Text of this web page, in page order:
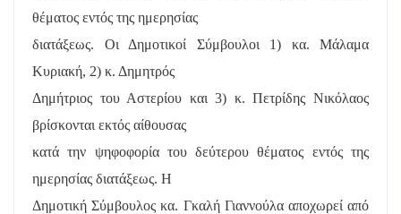
θέματος εντός της ημερησίας
διατάξεως. Οι Δημοτικοί Σύμβουλοι 1) κα. Μάλαμα
Κυριακή, 2) κ. Δημητρός
Δημήτριος του Αστερίου και 3) κ. Πετρίδης Νικόλαος
βρίσκονται εκτός αίθουσας
κατά την ψηφοφορία του δεύτερου θέματος εντός της
ημερησίας διατάξεως. Η
Δημοτική Σύμβουλος κα. Γκαλή Γιαννούλα αποχωρεί από